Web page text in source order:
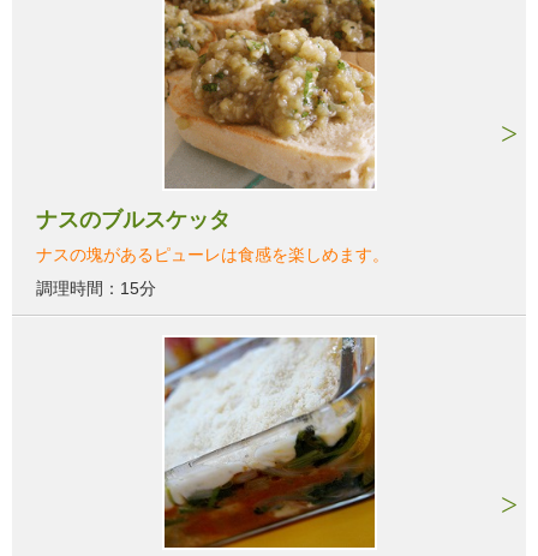
ナスのブルスケッタ
ナスの塊があるピューレは食感を楽しめます。
調理時間：15分